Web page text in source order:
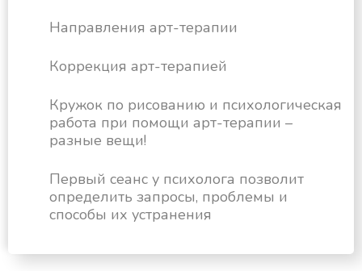
Направления арт-терапии
Коррекция арт-терапией
Кружок по рисованию и психологическая
работа при помощи арт-терапии –
разные вещи!
Первый сеанс у психолога позволит
определить запросы, проблемы и
способы их устранения